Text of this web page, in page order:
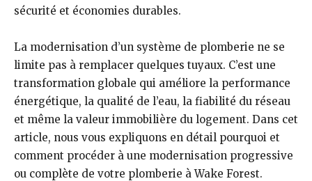
sécurité et économies durables.
La modernisation d’un système de plomberie ne se
limite pas à remplacer quelques tuyaux. C’est une
transformation globale qui améliore la performance
énergétique, la qualité de l’eau, la fiabilité du réseau
et même la valeur immobilière du logement. Dans cet
article, nous vous expliquons en détail pourquoi et
comment procéder à une modernisation progressive
ou complète de votre plomberie à Wake Forest.